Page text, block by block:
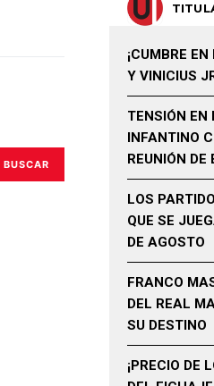
BUSCAR
¡CUMBRE
Y VINICIUS
TENSIÓN EN
INFANTINO
REUNIÓN DE
LOS
QUE SE
DE AGOSTO
FRANCO
DEL REAL
SU DESTINO
¡PRECIO DE